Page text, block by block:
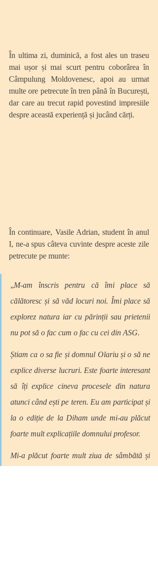
În ultima zi, duminică, a fost ales un traseu
mai ușor și mai scurt pentru coborârea în
Câmpulung Moldovenesc, apoi au urmat
multe ore petrecute în tren până în București,
dar care au trecut rapid povestind impresiile
despre această experiență și jucând cărți.
În continuare, Vasile Adrian, student în anul
I, ne-a spus câteva cuvinte despre aceste zile
petrecute pe munte:
„M-am înscris pentru că îmi place să
călătoresc și să văd locuri noi. Îmi place să
explorez natura iar cu părinții sau prietenii
nu pot să o fac cum o fac cu cei din ASG.
Știam ca o sa fie și domnul Olariu și o să ne
explice diverse lucruri. Este foarte interesant
să îți explice cineva procesele din natura
atunci când ești pe teren. Eu am participat și
la o ediție de la Diham unde mi-au plăcut
foarte mult explicațiile domnului profesor.
Mi-a plăcut foarte mult ziua de sâmbătă și